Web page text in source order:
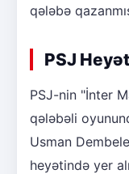
qələbə
PSJ
PSJ-nin "İnter
qələbəli
Usman
heyətində yer